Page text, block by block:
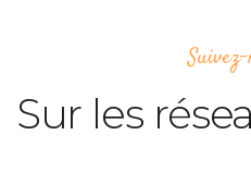
Suivez-
Sur les